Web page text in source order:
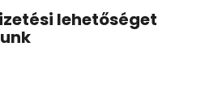
lehetőséget